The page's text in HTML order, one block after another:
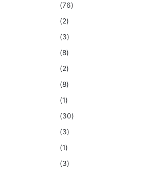
(76)
(2)
(3)
(8)
(2)
(8)
(1)
(30)
(3)
(1)
(3)